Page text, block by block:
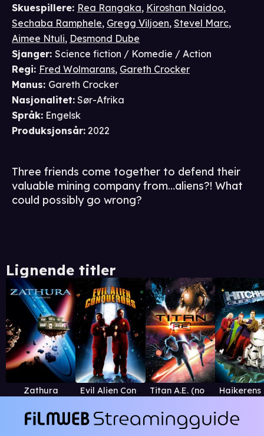
Skuespillere: Rea Rangaka, Kiroshan Naidoo,
Sechaba Ramphele, Gregg Viljoen, Stevel Marc,
Aimee Ntuli, Desmond Dube
Sjanger: Science fiction / Komedie / Action
Regi: Fred Wolmarans, Gareth Crocker
Manus: Gareth Crocker
Nasjonalitet: Sør-Afrika
Språk: Engelsk
Produksjonsår: 2022
Three friends come together to defend their
valuable mining company from…aliens?! What
could possibly go wrong?
Lignende titler
Zathura Evil Alien Conquerors Titan A.E. (norsk versjon)